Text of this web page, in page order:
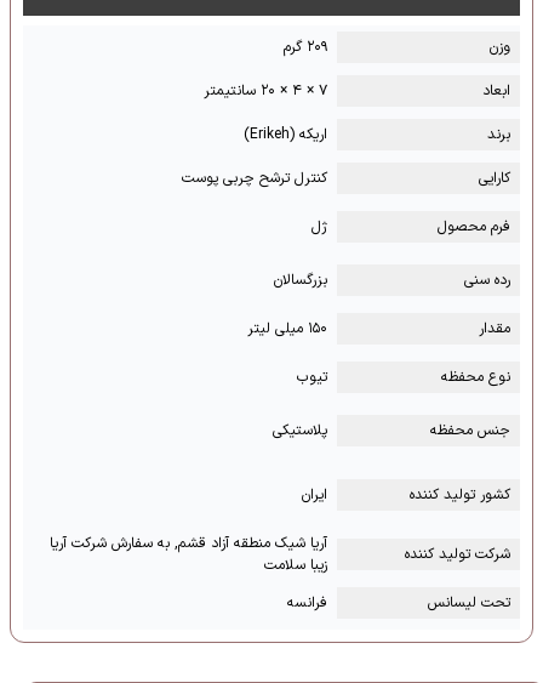
وزن
۲۰۹ گرم
ابعاد
۷ × ۴ × ۲۰ سانتیمتر
برند
اریکه (Erikeh)
کارایی
کنترل ترشح چربی پوست
فرم محصول ژل
رده سنی بزرگسالان
مقدار ۱۵۰ میلی لیتر
نوع محفظه تیوب
جنس محفظه پلاستیکی
کشور تولید کننده ایران
شرکت تولید کننده
آریا شیک منطقه آزاد قشم, به سفارش شرکت آریا
زیبا سلامت
تحت لیسانس
فرانسه